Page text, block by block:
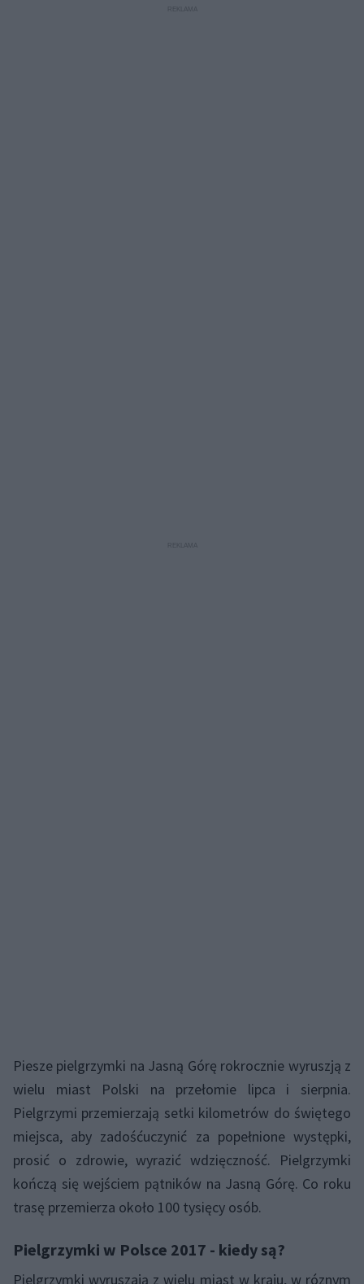
Piesze pielgrzymki na Jasną Górę rokrocznie wyruszją z
wielu miast Polski na przełomie lipca i sierpnia.
Pielgrzymi przemierzają setki kilometrów do świętego
miejsca, aby zadośćuczynić za popełnione występki,
prosić o zdrowie, wyrazić wdzięczność. Pielgrzymki
kończą się wejściem pątników na Jasną Górę. Co roku
trasę przemierza około 100 tysięcy osób.
Pielgrzymki w Polsce 2017 - kiedy są?
Pielgrzymki wyruszają z wielu miast w kraju, w róznym